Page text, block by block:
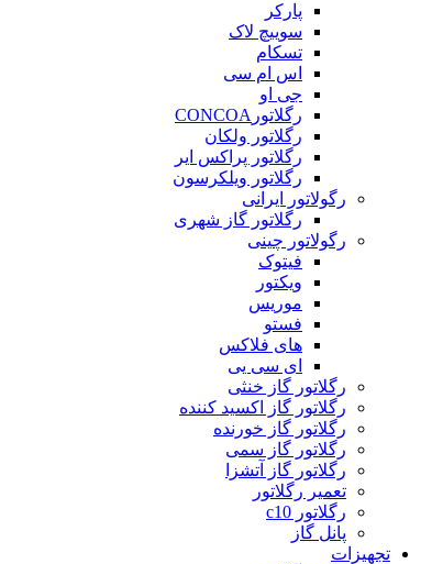
پارکر
سوییچ لاک
تسکام
اس ام سی
جی او
رگلاتورCONCOA
رگلاتور ولکان
رگلاتور پراکس ایر
رگلاتور ویلکرسون
رگولاتور ایرانی
رگلاتور گاز شهری
رگولاتور چینی
فیتوک
ویکتور
موریس
فستو
های فلاکس
ای سی یی
رگلاتور گاز خنثی
رگلاتور گاز اکسید کننده
رگلاتور گاز خورنده
رگلاتور گاز سمی
رگلاتور گاز آتشزا
تعمیر رگلاتور
رگلاتور c10
پانل گاز
تجهیزات